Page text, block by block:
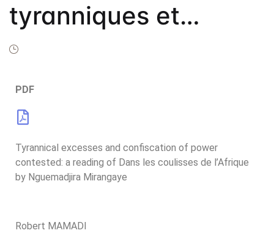
tyranniques et
confiscation du
pouvoir contestées:
une lecture de Dans
les coulisses de
l’Afrique de
Nguemadjira
PDF
Tyrannical excesses and confiscation of power
contested: a reading of Dans les coulisses de l’Afrique
by Nguemadjira Mirangaye
Robert MAMADI